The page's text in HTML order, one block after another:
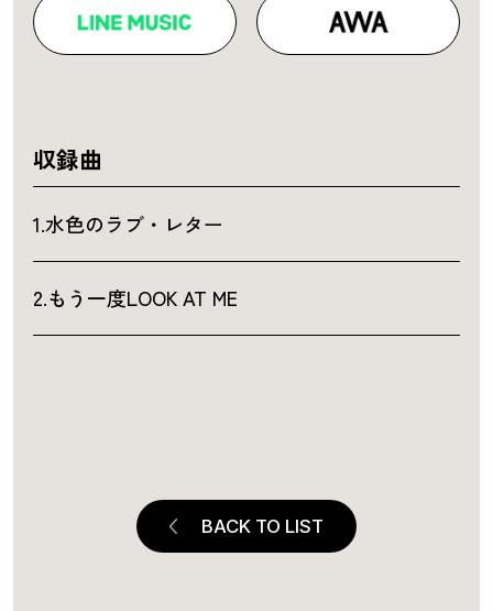
収録曲
1.水色のラブ・レター
2.もう一度LOOK AT ME
BACK TO LIST